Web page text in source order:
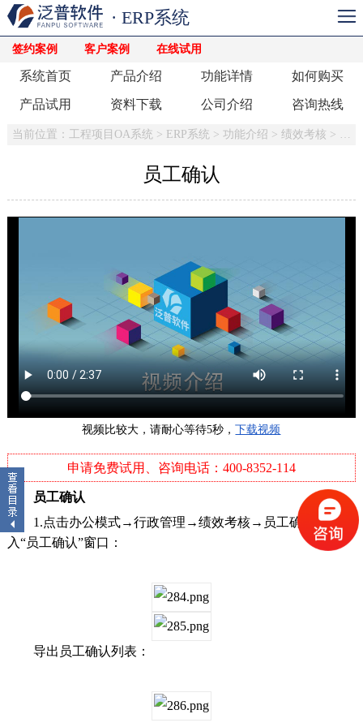
签约案例 客户案例 在线试用
· ERP系统
系统首页 产品介绍 功能详情 如何购买
产品试用 资料下载 公司介绍 咨询热线
当前位置： 工程项目OA系统 > ERP系统 > 功能介绍 > 绩效考核 >
员工确认
视频比较大，请耐心等待5秒，下载视频
申请免费试用、咨询电话：400-8352-114
员工确认
1.点击办公模式→行政管理→绩效考核→员工确认，进
入“员工确认”窗口：
导出员工确认列表：